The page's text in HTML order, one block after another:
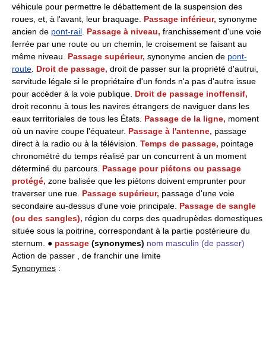
véhicule pour permettre le débattement de la suspension des
roues, et, à l'avant, leur braquage. Passage inférieur, synonyme
ancien de pont-rail. Passage à niveau, franchissement d'une voie
ferrée par une route ou un chemin, le croisement se faisant au
même niveau. Passage supérieur, synonyme ancien de pont-
route. Droit de passage, droit de passer sur la propriété d'autrui,
servitude légale si le propriétaire d'un fonds n'a pas d'autre issue
pour accéder à la voie publique. Droit de passage inoffensif,
droit reconnu à tous les navires étrangers de naviguer dans les
eaux territoriales de tous les États. Passage de la ligne, moment
où un navire coupe l'équateur. Passage à l'antenne, passage
direct à la radio ou à la télévision. Temps de passage, pointage
chronométré du temps réalisé par un concurrent à un moment
déterminé du parcours. Passage pour piétons ou passage
protégé, zone balisée que les piétons doivent emprunter pour
traverser une rue. Passage supérieur, passage d'une voie
secondaire au-dessus d'une voie principale. Passage de sangle
(ou des sangles), région du corps des quadrupèdes domestiques
située sous la poitrine, correspondant à la partie postérieure du
sternum. ● passage (synonymes) nom masculin (de passer)
Action de passer , de franchir une limite
Synonymes :